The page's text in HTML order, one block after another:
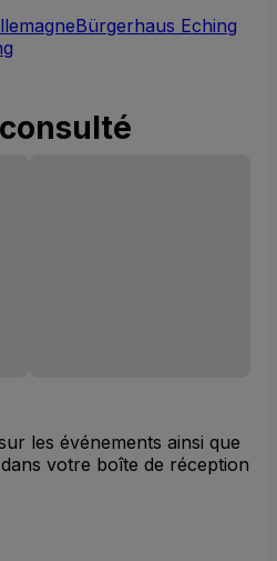
Bürgerhaus Eching
les événements ainsi que
votre boîte de réception